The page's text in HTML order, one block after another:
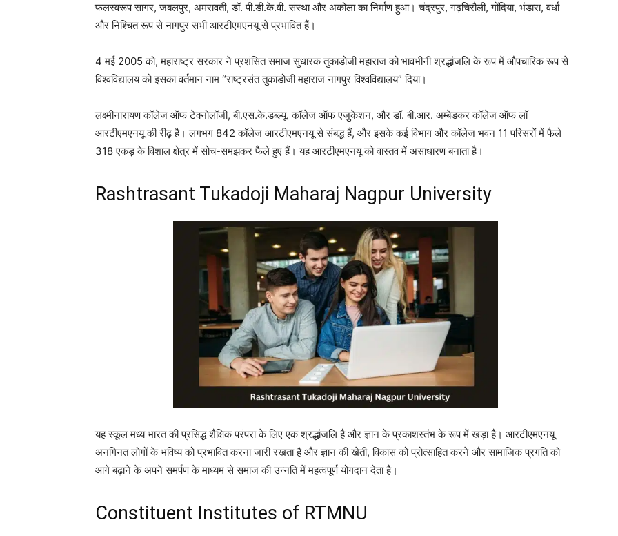
फलस्वरूप सागर, जबलपुर, अमरावती, डॉ. पी.डी.के.वी. संस्था और अकोला का निर्माण हुआ। चंद्रपुर, गढ़चिरौली, गोंदिया, भंडारा, वर्धा
और निश्चित रूप से नागपुर सभी आरटीएमएनयू से प्रभावित हैं।
4 मई 2005 को, महाराष्ट्र सरकार ने प्रशंसित समाज सुधारक तुकाडोजी महाराज को भावभीनी श्रद्धांजलि के रूप में औपचारिक रूप से
विश्वविद्यालय को इसका वर्तमान नाम “राष्ट्रसंत तुकाडोजी महाराज नागपुर विश्वविद्यालय” दिया।
लक्ष्मीनारायण कॉलेज ऑफ टेक्नोलॉजी, बी.एस.के.डब्ल्यू. कॉलेज ऑफ एजुकेशन, और डॉ. बी.आर. अम्बेडकर कॉलेज ऑफ लॉ
आरटीएमएनयू की रीढ़ है। लगभग 842 कॉलेज आरटीएमएनयू से संबद्ध हैं, और इसके कई विभाग और कॉलेज भवन 11 परिसरों में फैले
318 एकड़ के विशाल क्षेत्र में सोच-समझकर फैले हुए हैं। यह आरटीएमएनयू को वास्तव में असाधारण बनाता है।
Rashtrasant Tukadoji Maharaj Nagpur University
यह स्कूल मध्य भारत की प्रसिद्ध शैक्षिक परंपरा के लिए एक श्रद्धांजलि है और ज्ञान के प्रकाशस्तंभ के रूप में खड़ा है। आरटीएमएनयू
अनगिनत लोगों के भविष्य को प्रभावित करना जारी रखता है और ज्ञान की खेती, विकास को प्रोत्साहित करने और सामाजिक प्रगति को
आगे बढ़ाने के अपने समर्पण के माध्यम से समाज की उन्नति में महत्वपूर्ण योगदान देता है।
Constituent Institutes of RTMNU